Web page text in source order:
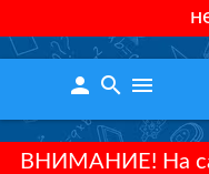
person search menu
ВНИМАНИЕ! На